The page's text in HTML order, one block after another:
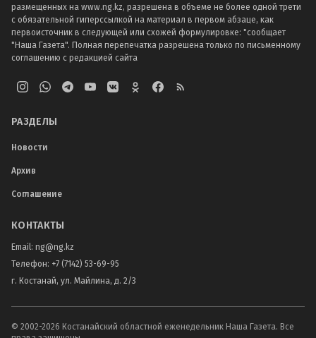
размещенных на www.ng.kz, разрешена в объеме не более одной трети
с обязательной гиперссылкой на материал в первом абзаце, как
первоисточник в следующей или схожей формулировке: "сообщает
"Наша Газета". Полная перепечатка разрешена только по письменному
соглашению с редакцией сайта
РАЗДЕЛЫ
Новости
Архив
Соглашение
КОНТАКТЫ
Email: ng@ng.kz
Телефон: +7 (7142) 53-69-95
г. Костанай, ул. Майлина, д. 2/3
© 2002-2026 Костанайский областной еженедельник Наша Газета. Все